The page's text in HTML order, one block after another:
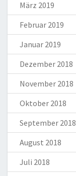
März 2019
Februar 2019
Januar 2019
Dezember 2018
November 2018
Oktober 2018
September 2018
August 2018
Juli 2018